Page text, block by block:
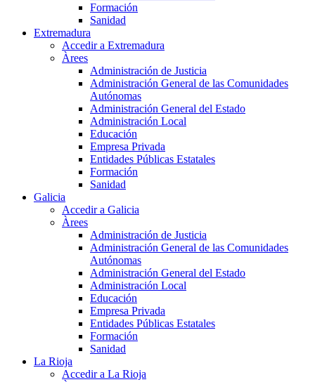
Formación
Sanidad
Extremadura
Accedir a Extremadura
Àrees
Administración de Justicia
Administración General de las Comunidades
Autónomas
Administración General del Estado
Administración Local
Educación
Empresa Privada
Entidades Públicas Estatales
Formación
Sanidad
Galicia
Accedir a Galicia
Àrees
Administración de Justicia
Administración General de las Comunidades
Autónomas
Administración General del Estado
Administración Local
Educación
Empresa Privada
Entidades Públicas Estatales
Formación
Sanidad
La Rioja
Accedir a La Rioja